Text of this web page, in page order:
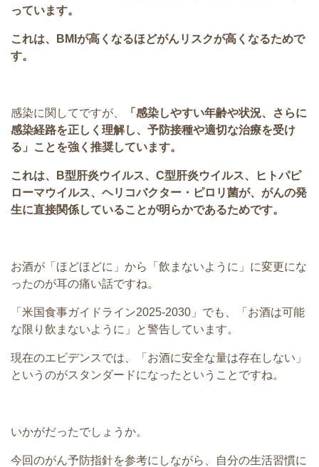
っています。
これは、BMIが高くなるほどがんリスクが高くなるためで
す。
感染に関してですが、
「感染しやすい年齢や状況、さらに
感染経路を正しく理解し、予防接種や適切な治療を受け
る」ことを強く推奨しています。
これは、B型肝炎ウイルス、C型肝炎ウイルス、ヒトパピ
ローマウイルス、ヘリコバクター・ピロリ菌が、がんの発
生に直接関係していることが明らかであるためです。
お酒が「ほどほどに」から「飲まないように」に変更にな
ったのが耳の痛い話ですね。
「米国食事ガイドライン2025-2030」でも、「お酒は可能
な限り飲まないように」と警告しています。
現在のエビデンスでは、「お酒に安全な量は存在しない」
というのがスタンダードになったということですね。
いかがだったでしょうか。
今回のがん予防指針を参考にしながら、自分の生活習慣に